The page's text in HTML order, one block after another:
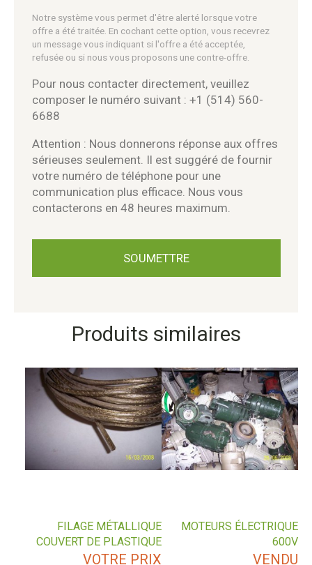
Notre système vous permet d'être alerté lorsque votre
offre a été traitée. En cochant cette option, vous recevrez
un message vous indiquant si l'offre a été acceptée,
refusée ou si nous vous proposons une contre-offre.
Pour nous contacter directement, veuillez
composer le numéro suivant : +1 (514) 560-
6688
Attention : Nous donnerons réponse aux offres
sérieuses seulement. Il est suggéré de fournir
votre numéro de téléphone pour une
communication plus efficace. Nous vous
contacterons en 48 heures maximum.
Produits similaires
MOTEURS ÉLECTRIQUE
600V
VENDU
FILAGE MÉTALLIQUE
COUVERT DE PLASTIQUE
VOTRE PRIX